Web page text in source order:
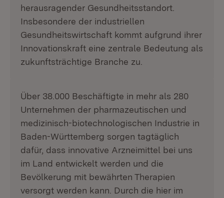
herausragender Gesundheitsstandort.
Insbesondere der industriellen
Gesundheitswirtschaft kommt aufgrund ihrer
Innovationskraft eine zentrale Bedeutung als
zukunftsträchtige Branche zu.
Über 38.000 Beschäftigte in mehr als 280
Unternehmen der pharmazeutischen und
medizinisch-biotechnologischen Industrie in
Baden-Württemberg sorgen tagtäglich
dafür, dass innovative Arzneimittel bei uns
im Land entwickelt werden und die
Bevölkerung mit bewährten Therapien
versorgt werden kann. Durch die hier im